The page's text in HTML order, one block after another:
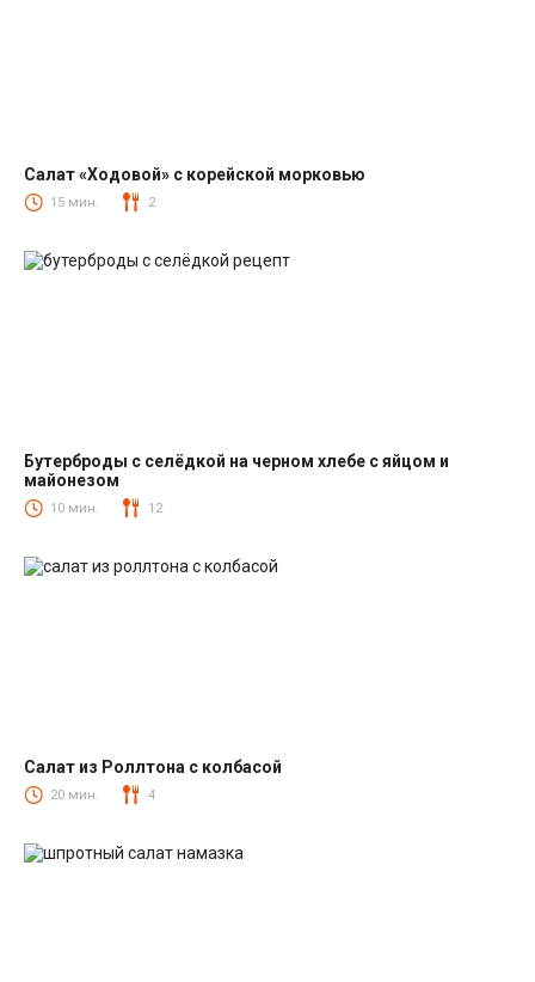
Салаты с корейской морковкой
Салат «Ходовой» с корейской морковью
15 мин. 2
Закуски
Бутерброды с селёдкой на черном хлебе с яйцом и
майонезом
10 мин. 12
Салаты с колбасой
Салат из Роллтона с колбасой
20 мин. 4